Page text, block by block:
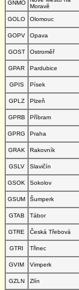
GNMO
Moravě
GOLO
Olomouc
GOPV
Opava
GOST
Ostroměř
GPAR
Pardubice
GPIS
Písek
GPLZ
Plzeň
GPRB
Příbram
GPRG
Praha
GRAK
Rakovník
GSLV
Slavičín
GSOK
Sokolov
GSUM
Šumperk
GTAB
Tábor
GTRE
Česká Třebová
GTRI
Třinec
GVIM
Vimperk
GZLN
Zlín